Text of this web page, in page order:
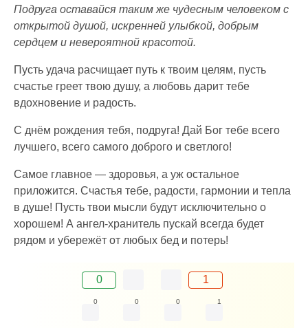
Подруга оставайся таким же чудесным человеком с
открытой душой, искренней улыбкой, добрым
сердцем и невероятной красотой.
Пусть удача расчищает путь к твоим целям, пусть
счастье греет твою душу, а любовь дарит тебе
вдохновение и радость.
С днём рождения тебя, подруга! Дай Бог тебе всего
лучшего, всего самого доброго и светлого!
Самое главное — здоровья, а уж остальное
приложится. Счастья тебе, радости, гармонии и тепла
в душе! Пусть твои мысли будут исключительно о
хорошем! А ангел-хранитель пускай всегда будет
рядом и убережёт от любых бед и потерь!
0 1
0 0 0 1